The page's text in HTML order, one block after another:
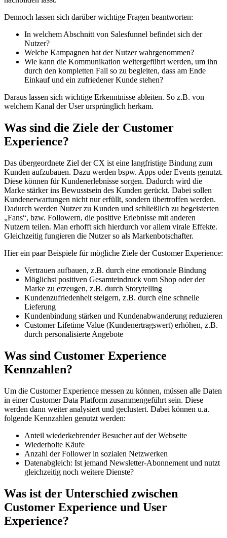
Dennoch lassen sich darüber wichtige Fragen beantworten:
In welchem Abschnitt von Salesfunnel befindet sich der
Nutzer?
Welche Kampagnen hat der Nutzer wahrgenommen?
Wie kann die Kommunikation weitergeführt werden, um ihn
durch den kompletten Fall so zu begleiten, dass am Ende
Einkauf und ein zufriedener Kunde stehen?
Daraus lassen sich wichtige Erkenntnisse ableiten. So z.B. von
welchem Kanal der User ursprünglich herkam.
Was sind die Ziele der Customer
Experience?
Das übergeordnete Ziel der CX ist eine langfristige Bindung zum
Kunden aufzubauen. Dazu werden bspw. Apps oder Events genutzt.
Diese können für Kundenerlebnisse sorgen. Dadurch wird die
Marke stärker ins Bewusstsein des Kunden gerückt. Dabei sollen
Kundenerwartungen nicht nur erfüllt, sondern übertroffen werden.
Dadurch werden Nutzer zu Kunden und schließlich zu begeisterten
„Fans“, bzw. Followern, die positive Erlebnisse mit anderen
Nutzern teilen. Man erhofft sich hierdurch vor allem virale Effekte.
Gleichzeitig fungieren die Nutzer so als Markenbotschafter.
Hier ein paar Beispiele für mögliche Ziele der Customer Experience:
Vertrauen aufbauen, z.B. durch eine emotionale Bindung
Möglichst positiven Gesamteindruck vom Shop oder der
Marke zu erzeugen, z.B. durch Storytelling
Kundenzufriedenheit steigern, z.B. durch eine schnelle
Lieferung
Kundenbindung stärken und Kundenabwanderung reduzieren
Customer Lifetime Value (Kundenertragswert) erhöhen, z.B.
durch personalisierte Angebote
Was sind Customer Experience
Kennzahlen?
Um die Customer Experience messen zu können, müssen alle Daten
in einer Customer Data Platform zusammengeführt sein. Diese
werden dann weiter analysiert und geclustert. Dabei können u.a.
folgende Kennzahlen genutzt werden:
Anteil wiederkehrender Besucher auf der Webseite
Wiederholte Käufe
Anzahl der Follower in sozialen Netzwerken
Datenabgleich: Ist jemand Newsletter-Abonnement und nutzt
gleichzeitig noch weitere Dienste?
Was ist der Unterschied zwischen
Customer Experience und User
Experience?